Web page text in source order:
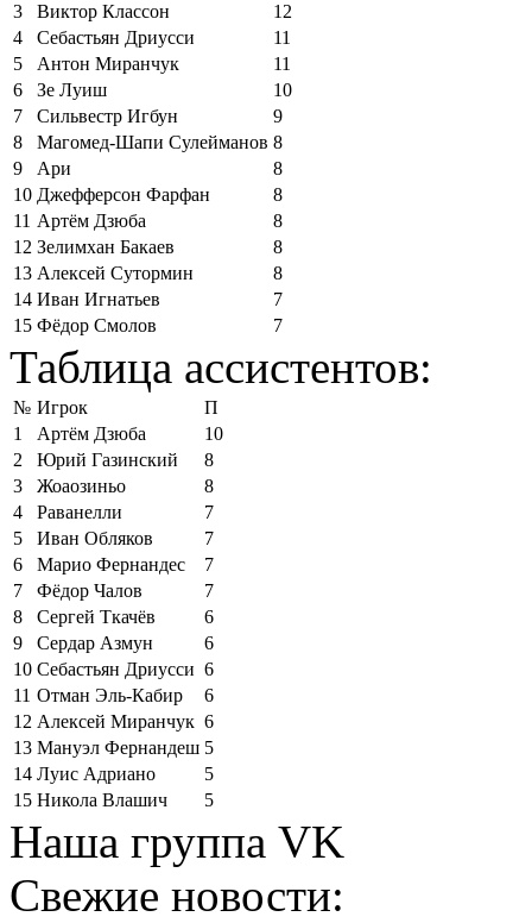
3
Виктор Классон
12
4
Себастьян Дриусси
11
5
Антон Миранчук
11
6
Зе Луиш
10
7
Сильвестр Игбун
9
8
Магомед-Шапи Сулейманов 8
9
Ари
8
10 Джефферсон Фарфан
8
11 Артём Дзюба
8
12 Зелимхан Бакаев
8
13 Алексей Сутормин
8
14 Иван Игнатьев
7
15 Фёдор Смолов 7
Таблица ассистентов:
№ Игрок
П
1
Артём Дзюба
10
2
Юрий Газинский
8
3
Жоаозиньо
8
4
Раванелли
7
5
Иван Обляков
7
6
Марио Фернандес
7
7
Фёдор Чалов
7
8
Сергей Ткачёв
6
9
Сердар Азмун
6
10 Себастьян Дриусси 6
11 Отман Эль-Кабир
6
12 Алексей Миранчук 6
13 Мануэл Фернандеш 5
14 Луис Адриано
5
15 Никола Влашич 5
Наша группа VK
Свежие новости: